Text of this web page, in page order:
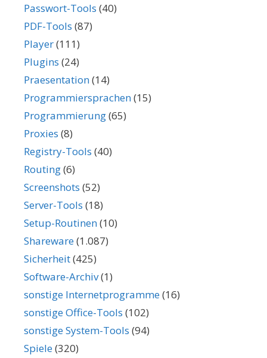
Passwort-Tools (40)
PDF-Tools (87)
Player(111)
Plugins (24)
Praesentation(14)
Programmiersprachen(15)
Programmierung(65)
Proxies (8)
Registry-Tools (40)
Routing(6)
Screenshots (52)
Server-Tools (18)
Setup-Routinen(10)
Shareware(1.087)
Sicherheit(425)
Software-Archiv(1)
sonstige Internetprogramme(16)
sonstige Office-Tools (102)
sonstige System-Tools (94)
Spiele(320)